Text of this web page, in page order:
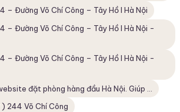
– Đường Võ Chí Công – Tây Hồ I Hà Nội
– Đường Võ Chí Công – Tây Hồ I Hà Nội -
– Đường Võ Chí Công – Tây Hồ I Hà Nội -
đặt phòng hàng đầu Hà Nội. Giúp ...
244 Võ Chí Công